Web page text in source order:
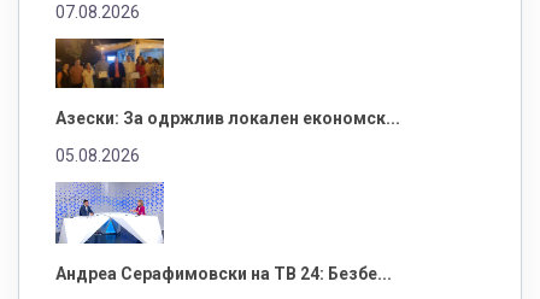
07.08.2026
Азески: За одржлив локален економск...
05.08.2026
Андреа Серафимовски на ТВ 24: Безбе...